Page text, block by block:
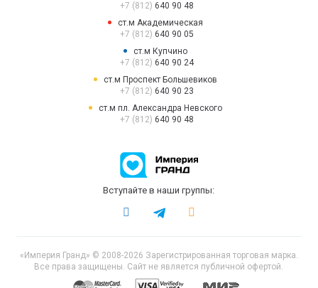
+7 (812) 640 90 48
ст.м Академическая
+7 (812) 640 90 05
ст.м Купчино
+7 (812) 640 90 24
ст.м Проспект Большевиков
+7 (812) 640 90 23
ст.м пл. Александра Невского
+7 (812) 640 90 48
Вступайте в наши группы:
«Империя Гранд» © 2008-2026 Зарегистрированная торговая марка.
Все права защищены. Сайт не является публичной офертой.